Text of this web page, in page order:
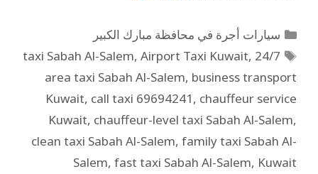
سيارات أجرة في محافظة مبارك الكبير
24/7 taxi Sabah Al-Salem
, Airport Taxi Kuwait,
area taxi Sabah Al-Salem, business transport
Kuwait, call taxi 69694241, chauffeur service
Kuwait, chauffeur-level taxi Sabah Al-Salem,
clean taxi Sabah Al-Salem, family taxi Sabah Al-
Salem, fast taxi Sabah Al-Salem, Kuwait